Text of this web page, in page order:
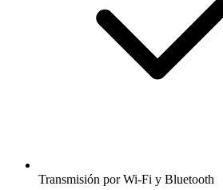
Transmisión por Wi-Fi y Bluetooth